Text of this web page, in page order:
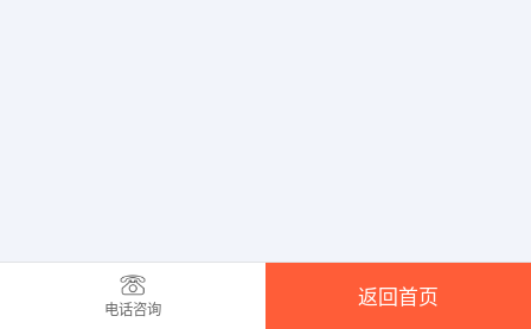
电话咨询
返回首页